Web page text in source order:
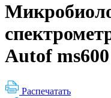
Autof ms600
Распечатать